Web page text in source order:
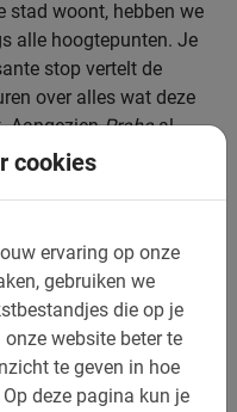
cookies
ervaring op onze
gebruiken we
die op je
website beter te
te geven in hoe
Op deze pagina kun je
stad woont, hebben we
alle hoogtepunten. Je
stop vertelt de
over alles wat deze
AangezienPrahaal
in de regio is, zijn er